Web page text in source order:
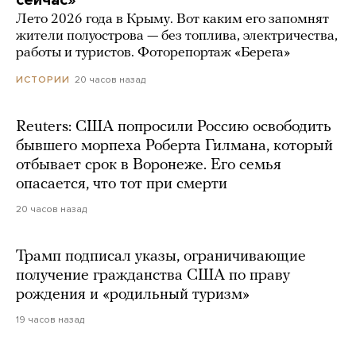
Лето 2026 года в Крыму. Вот каким его запомнят
жители полуострова — без топлива, электричества,
работы и туристов. Фоторепортаж «Берега»
ИСТОРИИ 20 часов назад
Reuters: США попросили Россию освободить
бывшего морпеха Роберта Гилмана, который
отбывает срок в Воронеже. Его семья
опасается, что тот при смерти
20 часов назад
Трамп подписал указы, ограничивающие
получение гражданства США по праву
рождения и «родильный туризм»
19 часов назад